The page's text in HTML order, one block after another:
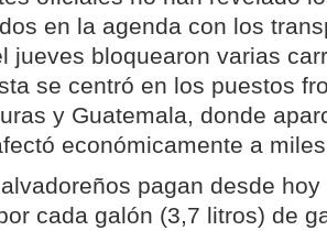
en la agenda con los
jueves bloquearon varias
se centró en los puestos
y Guatemala, donde
económicamente a
pagan desde
cada galón (3,7 litros) de